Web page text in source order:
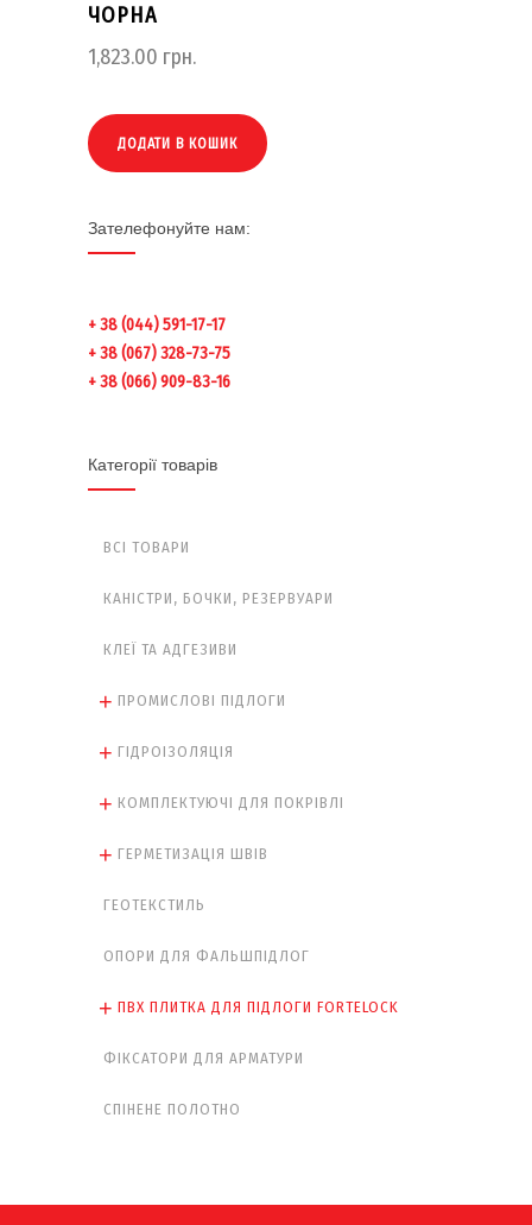
ЧОРНА
1,823.00 грн.
ДОДАТИ В КОШИК
Зателефонуйте нам:
+ 38 (044) 591-17-17
+ 38 (067) 328-73-75
+ 38 (066) 909-83-16
Категорії товарів
ВСІ ТОВАРИ
КАНІСТРИ, БОЧКИ, РЕЗЕРВУАРИ
КЛЕЇ ТА АДГЕЗИВИ
ПРОМИСЛОВІ ПІДЛОГИ
ГІДРОІЗОЛЯЦІЯ
КОМПЛЕКТУЮЧІ ДЛЯ ПОКРІВЛІ
ГЕРМЕТИЗАЦІЯ ШВІВ
ГЕОТЕКСТИЛЬ
ОПОРИ ДЛЯ ФАЛЬШПІДЛОГ
ПВХ ПЛИТКА ДЛЯ ПІДЛОГИ FORTELOCK
ФІКСАТОРИ ДЛЯ АРМАТУРИ
СПІНЕНЕ ПОЛОТНО